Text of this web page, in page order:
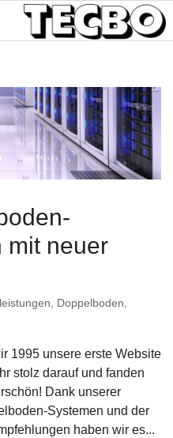
mit neuer
Doppelboden
1995 unsere erste Website
stolz darauf und fanden
Dank unserer
Systemen und der
haben wir es...